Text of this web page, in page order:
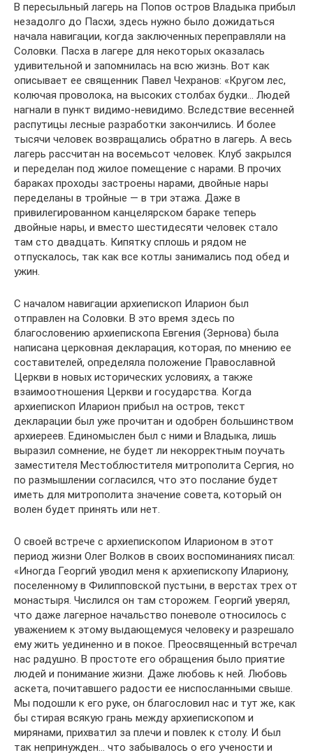
В пересыльный лагерь на Попов остров Владыка прибыл
незадолго до Пасхи, здесь нужно было дожидаться
начала навигации, когда заключенных переправляли на
Соловки. Пасха в лагере для некоторых оказалась
удивительной и запомнилась на всю жизнь. Вот как
описывает ее священник Павел Чехранов: «Кругом лес,
колючая проволока, на высоких столбах будки… Людей
нагнали в пункт видимо-невидимо. Вследствие весенней
распутицы лесные разработки закончились. И более
тысячи человек возвращались обратно в лагерь. А весь
лагерь рассчитан на восемьсот человек. Клуб закрылся
и переделан под жилое помещение с нарами. В прочих
бараках проходы застроены нарами, двойные нары
переделаны в тройные — в три этажа. Даже в
привилегированном канцелярском бараке теперь
двойные нары, и вместо шестидесяти человек стало
там сто двадцать. Кипятку сплошь и рядом не
отпускалось, так как все котлы занимались под обед и
ужин.
С началом навигации архиепископ Иларион был
отправлен на Соловки. В это время здесь по
благословению архиепископа Евгения (Зернова) была
написана церковная декларация, которая, по мнению ее
составителей, определяла положение Православной
Церкви в новых исторических условиях, а также
взаимоотношения Церкви и государства. Когда
архиепископ Иларион прибыл на остров, текст
декларации был уже прочитан и одобрен большинством
архиереев. Единомыслен был с ними и Владыка, лишь
выразил сомнение, не будет ли некорректным поучать
заместителя Местоблюстителя митрополита Сергия, но
по размышлении согласился, что это послание будет
иметь для митрополита значение совета, который он
волен будет принять или нет.
О своей встрече с архиепископом Иларионом в этот
период жизни Олег Волков в своих воспоминаниях писал:
«Иногда Георгий уводил меня к архиепископу Илариону,
поселенному в Филипповской пустыни, в верстах трех от
монастыря. Числился он там сторожем. Георгий уверял,
что даже лагерное начальство поневоле относилось с
уважением к этому выдающемуся человеку и разрешало
ему жить уединенно и в покое. Преосвященный встречал
нас радушно. В простоте его обращения было приятие
людей и понимание жизни. Даже любовь к ней. Любовь
аскета, почитавшего радости ее ниспосланными свыше.
Мы подошли к его руке, он благословил нас и тут же, как
бы стирая всякую грань между архиепископом и
мирянами, прихватил за плечи и повлек к столу. И был
так непринужден… что забывалось о его учености и